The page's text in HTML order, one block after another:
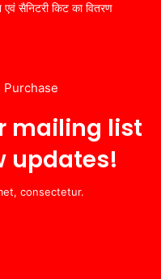
सैनिटरी किट का वितरण
Purchase
mailing list
updates!
consectetur.